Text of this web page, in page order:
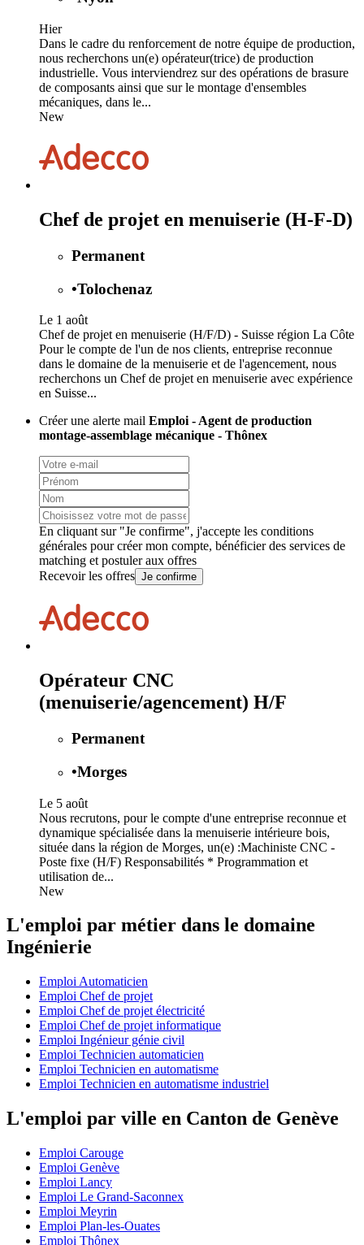
Hier
Dans le cadre du renforcement de notre équipe de production,
nous recherchons un(e) opérateur(trice) de production
industrielle. Vous interviendrez sur des opérations de brasure
de composants ainsi que sur le montage d'ensembles
mécaniques, dans le...
New
Chef de projet en menuiserie (H-F-D)
Permanent
•Tolochenaz
Le 1 août
Chef de projet en menuiserie (H/F/D) - Suisse région La Côte
Pour le compte de l'un de nos clients, entreprise reconnue
dans le domaine de la menuiserie et de l'agencement, nous
recherchons un Chef de projet en menuiserie avec expérience
en Suisse...
Créer une alerte mail Emploi - Agent de production
montage-assemblage mécanique - Thônex
En cliquant sur "Je confirme", j'accepte les conditions
générales pour créer mon compte, bénéficier des services de
matching et postuler aux offres
Recevoir les offres Je confirme
Opérateur CNC
(menuiserie/agencement) H/F
Permanent
•Morges
Le 5 août
Nous recrutons, pour le compte d'une entreprise reconnue et
dynamique spécialisée dans la menuiserie intérieure bois,
située dans la région de Morges, un(e) :Machiniste CNC -
Poste fixe (H/F) Responsabilités * Programmation et
utilisation de...
New
L'emploi par métier dans le domaine
Ingénierie
Emploi Automaticien
Emploi Chef de projet
Emploi Chef de projet électricité
Emploi Chef de projet informatique
Emploi Ingénieur génie civil
Emploi Technicien automaticien
Emploi Technicien en automatisme
Emploi Technicien en automatisme industriel
L'emploi par ville en Canton de Genève
Emploi Carouge
Emploi Genève
Emploi Lancy
Emploi Le Grand-Saconnex
Emploi Meyrin
Emploi Plan-les-Ouates
Emploi Thônex